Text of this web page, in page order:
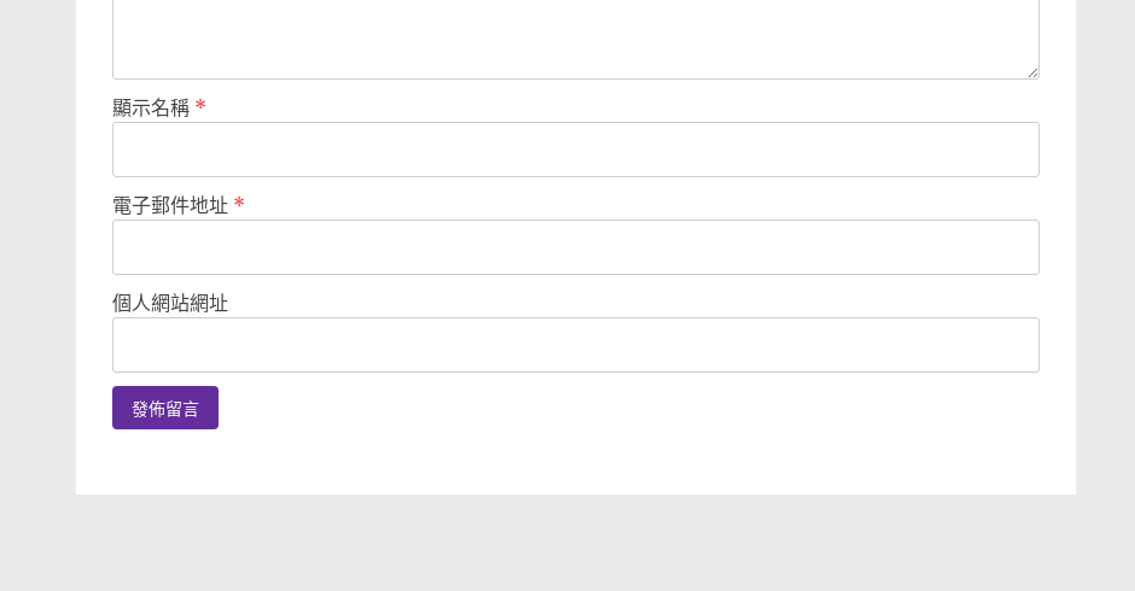
顯示名稱 *
電子郵件地址 *
個人網站網址